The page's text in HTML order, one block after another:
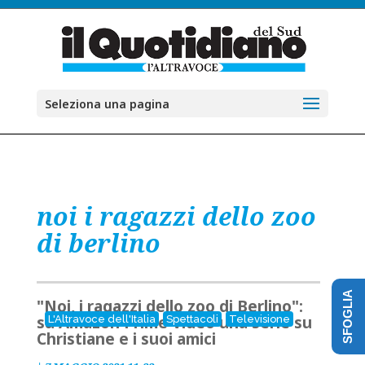
Seleziona una pagina
noi i ragazzi dello zoo
di berlino
L'Altravoce dell'Italia Spettacoli Televisione
"Noi, i ragazzi dello zoo di Berlino":
su Amazon Prime Video una serie su
Christiane e i suoi amici SFOGLIA